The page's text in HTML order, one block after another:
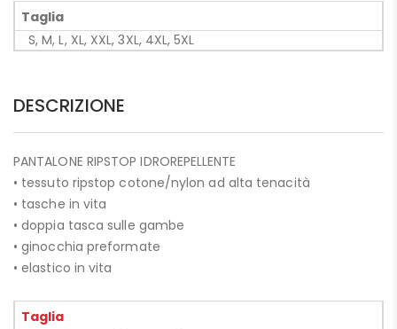
Taglia
S, M, L, XL, XXL, 3XL, 4XL, 5XL
DESCRIZIONE
PANTALONE RIPSTOP IDROREPELLENTE
• tessuto ripstop cotone/nylon ad alta tenacità
• tasche in vita
• doppia tasca sulle gambe
• ginocchia preformate
• elastico in vita
Taglia